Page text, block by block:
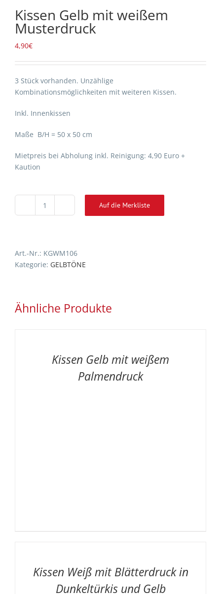
Kissen Gelb mit weißem
Musterdruck
4,90€
3 Stück vorhanden. Unzählige
Kombinationsmöglichkeiten mit weiteren Kissen.
Inkl. Innenkissen
Maße B/H = 50 x 50 cm
Mietpreis bei Abholung inkl. Reinigung: 4,90 Euro +
Kaution
Kissen
Musterdruck
Menge
Auf die Merkliste
Alternative:
Art.-Nr.: KGWM106
Kategorie: GELBTÖNE
Ähnliche Produkte
Kissen Gelb mit weißem
Palmendruck
DETAILSKissen Weiß mit Blätterdruck in
Dunkeltürkis und Gelb